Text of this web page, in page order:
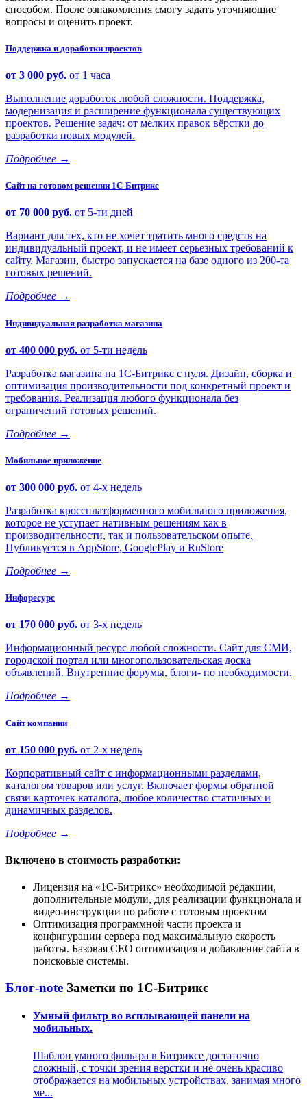
способом. После ознакомления смогу задать уточняющие
вопросы и оценить проект.
Поддержка и доработки проектов
от 3 000 руб. от 1 часа
Выполнение доработок любой сложности. Поддержка,
модернизация и расширение функционала существующих
проектов. Решение задач: от мелких правок вёрстки до
разработки новых модулей.
Подробнее →
Сайт на готовом решении 1С-Битрикс
от 70 000 руб. от 5-ти дней
Вариант для тех, кто не хочет тратить много средств на
индивидуальный проект, и не имеет серьезных требований к
сайту. Магазин, быстро запускается на базе одного из 200-та
готовых решений.
Подробнее →
Индивидуальная разработка магазина
от 400 000 руб. от 5-ти недель
Разработка магазина на 1С-Битрикс с нуля. Дизайн, сборка и
оптимизация производительности под конкретный проект и
требования. Реализация любого функционала без
ограничений готовых решений.
Подробнее →
Мобильное приложение
от 300 000 руб. от 4-х недель
Разработка кроссплатформенного мобильного приложения,
которое не уступает нативным решениям как в
производительности, так и пользовательском опыте.
Публикуется в AppStore, GooglePlay и RuStore
Подробнее →
Инфоресурс
от 170 000 руб. от 3-х недель
Информационный ресурс любой сложности. Сайт для СМИ,
городской портал или многопользовательская доска
объявлений. Внутренние форумы, блоги- по необходимости.
Подробнее →
Сайт компании
от 150 000 руб. от 2-х недель
Корпоративный сайт с информационными разделами,
каталогом товаров или услуг. Включает формы обратной
связи карточек каталога, любое количество статичных и
динамичных разделов.
Подробнее →
Включено в стоимость разработки:
Лицензия на 1С-Битрикс
необходимой редакции,
дополнительные модули, для реализации функционала и
видео-инструкции по работе с готовым проектом
Оптимизация программной части проекта и
конфигурации сервера под максимальную скорость
работы. Базовая СЕО оптимизация и добавление сайта в
поисковые системы.
Блог-note Заметки по 1С-Битрикс
Умный фильтр во всплывающей панели на
мобильных.
Шаблон умного фильтра в Битриксе достаточно
сложный, с точки зрения верстки и не очень красиво
отображается на мобильных устройствах, занимая много
ме...